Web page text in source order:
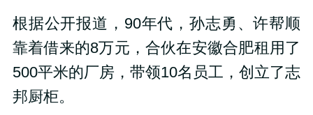
根据公开报道，90年代，孙志勇、许帮顺
靠着借来的8万元，合伙在安徽合肥租用了
500平米的厂房，带领10名员工，创立了志
邦厨柜。